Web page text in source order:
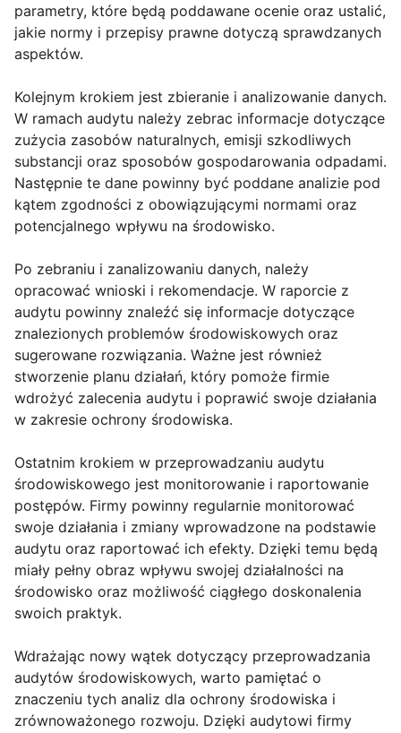
parametry, które będą poddawane ocenie oraz ustalić,
jakie normy i przepisy prawne dotyczą sprawdzanych
aspektów.
Kolejnym krokiem jest zbieranie i analizowanie danych.
W ramach audytu należy zebrac informacje dotyczące
zużycia zasobów naturalnych, emisji szkodliwych
substancji oraz sposobów gospodarowania odpadami.
Następnie te dane powinny być poddane analizie pod
kątem zgodności z obowiązującymi normami oraz
potencjalnego wpływu na środowisko.
Po zebraniu i zanalizowaniu danych, należy
opracować wnioski i rekomendacje. W raporcie z
audytu powinny znaleźć się informacje dotyczące
znalezionych problemów środowiskowych oraz
sugerowane rozwiązania. Ważne jest również
stworzenie planu działań, który pomoże firmie
wdrożyć zalecenia audytu i poprawić swoje działania
w zakresie ochrony środowiska.
Ostatnim krokiem w przeprowadzaniu audytu
środowiskowego jest monitorowanie i raportowanie
postępów. Firmy powinny regularnie monitorować
swoje działania i zmiany wprowadzone na podstawie
audytu oraz raportować ich efekty. Dzięki temu będą
miały pełny obraz wpływu swojej działalności na
środowisko oraz możliwość ciągłego doskonalenia
swoich praktyk.
Wdrażając nowy wątek dotyczący przeprowadzania
audytów środowiskowych, warto pamiętać o
znaczeniu tych analiz dla ochrony środowiska i
zrównoważonego rozwoju. Dzięki audytowi firmy